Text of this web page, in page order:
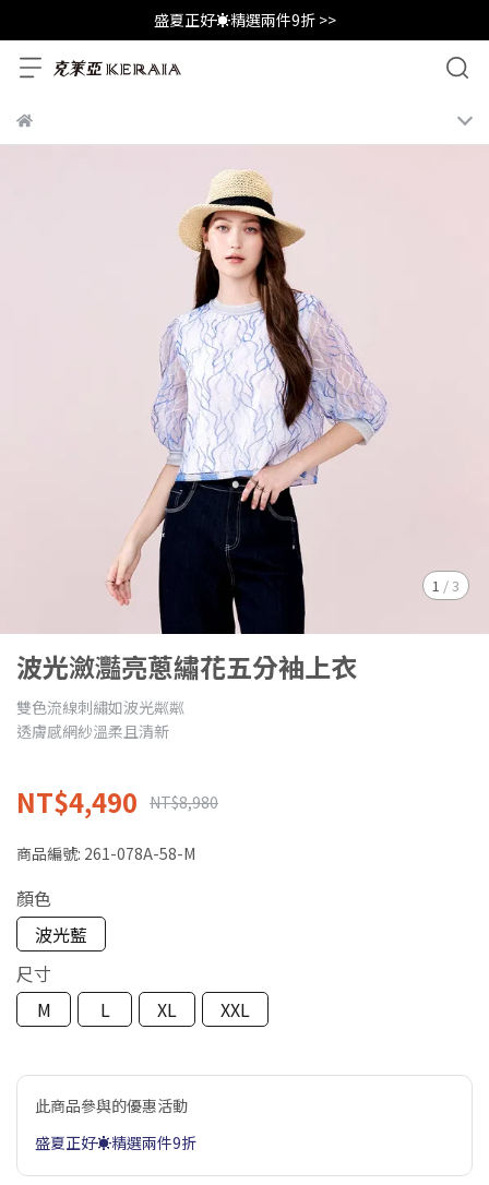
盛夏正好☀️精選兩件9折 >>
1 /3
波光瀲灩亮蔥繡花五分袖上衣
雙色流線刺繡如波光粼粼
透膚感網紗溫柔且清新
NT$4,490 NT$8,980
商品編號: 261-078A-58-M
顏色
波光藍
尺寸
M
L XL XXL
此商品參與的優惠活動
盛夏正好☀️精選兩件9折